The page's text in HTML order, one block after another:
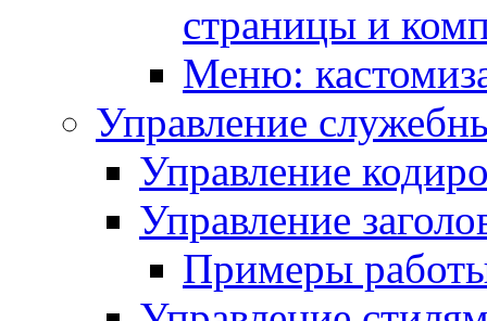
страницы и
Меню:
Управление
Управление
Управление
Примеры